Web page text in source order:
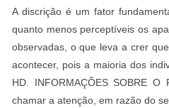
A discrição é um fator
quanto menos perceptíveis os
observadas, o que leva a crer
acontecer, pois a maioria dos
HD. INFORMAÇÕES SOBRE
chamar a atenção, em razão do